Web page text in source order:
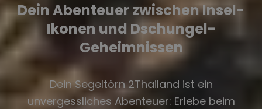
Dein Abenteuer zwischen Insel-
Ikonen und Dschungel-
Geheimnissen
Dein Segeltörn 2Thailand ist ein
unvergessliches Abenteuer: Erlebe beim